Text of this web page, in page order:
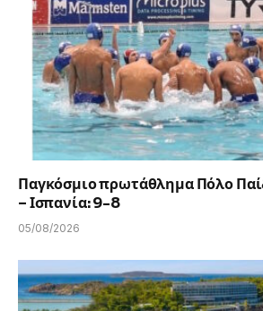
Παγκόσμιο πρωτάθλημα Πόλο
– Ισπανία: 9-8
05/08/2026